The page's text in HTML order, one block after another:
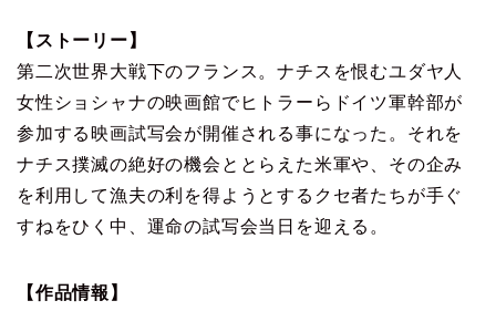
【ストーリー】
第二次世界大戦下のフランス。ナチスを恨むユダヤ人
女性ショシャナの映画館でヒトラーらドイツ軍幹部が
参加する映画試写会が開催される事になった。それを
ナチス撲滅の絶好の機会ととらえた米軍や、その企み
を利用して漁夫の利を得ようとするクセ者たちが手ぐ
すねをひく中、運命の試写会当日を迎える。
【作品情報】